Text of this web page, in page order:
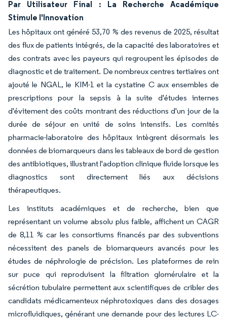
Par Utilisateur Final : La Recherche Académique
Stimule l'Innovation
Les hôpitaux ont généré 53,70 % des revenus de 2025, résultat
des flux de patients intégrés, de la capacité des laboratoires et
des contrats avec les payeurs qui regroupent les épisodes de
diagnostic et de traitement. De nombreux centres tertiaires ont
ajouté le NGAL, le KIM-1 et la cystatine C aux ensembles de
prescriptions pour la sepsis à la suite d'études internes
d'évitement des coûts montrant des réductions d'un jour de la
durée de séjour en unité de soins intensifs. Les comités
pharmacie-laboratoire des hôpitaux intègrent désormais les
données de biomarqueurs dans les tableaux de bord de gestion
des antibiotiques, illustrant l'adoption clinique fluide lorsque les
diagnostics sont directement liés aux décisions
thérapeutiques.
Les instituts académiques et de recherche, bien que
représentant un volume absolu plus faible, affichent un CAGR
de 8,11 % car les consortiums financés par des subventions
nécessitent des panels de biomarqueurs avancés pour les
études de néphrologie de précision. Les plateformes de rein
sur puce qui reproduisent la filtration glomérulaire et la
sécrétion tubulaire permettent aux scientifiques de cribler des
candidats médicamenteux néphrotoxiques dans des dosages
microfluidiques, générant une demande pour des lectures LC-